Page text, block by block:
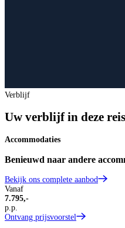
Verblijf
Uw verblijf in deze reis
Accommodaties
Benieuwd naar andere
Bekijk ons complete aanbod
Vanaf
7.795,-
p.p.
Ontvang prijsvoorstel